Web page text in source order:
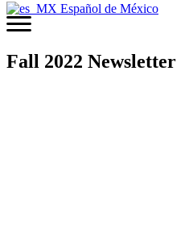
Español de México
Fall 2022 Newsletter